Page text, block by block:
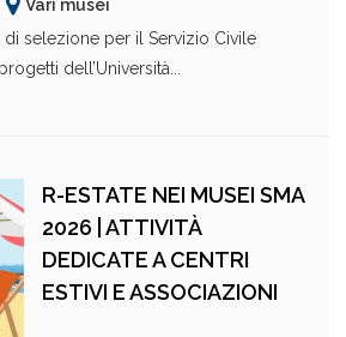
Vari musei
di selezione per il Servizio Civile
dell’Università...
R-ESTATE NEI MUSEI SMA
2026 | ATTIVITÀ
DEDICATE A CENTRI
ESTIVI E ASSOCIAZIONI